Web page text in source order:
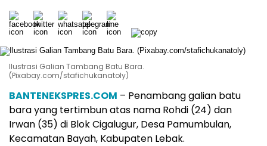
Ilustrasi Galian Tambang Batu Bara.
(Pixabay.com/stafichukanatoly)
BANTENEKSPRES.COM – Penambang galian batu
bara yang tertimbun atas nama Rohdi (24) dan
Irwan (35) di Blok Cigalugur, Desa Pamumbulan,
Kecamatan Bayah, Kabupaten Lebak.